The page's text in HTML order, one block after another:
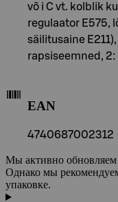
võ i C vt. kolblik
regulaator E575,
säilitusaine
rapsiseemned, 2:
EAN
4740687002312
Мы активно
Однако мы
упаковке.